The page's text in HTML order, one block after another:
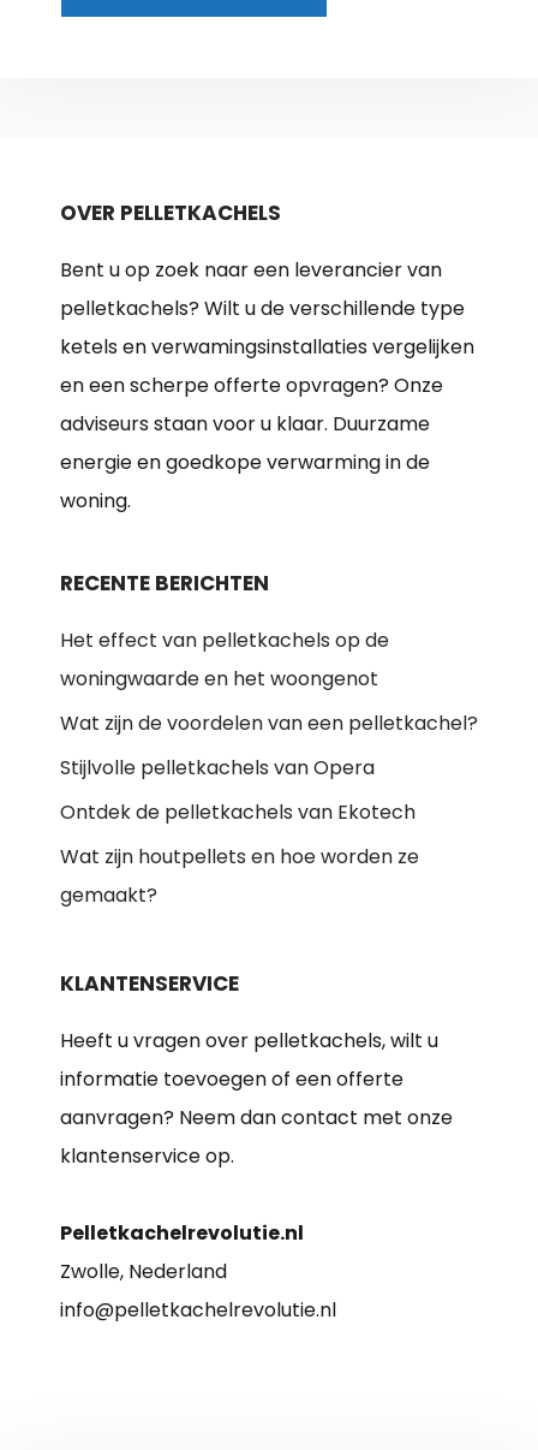
OVER PELLETKACHELS
Bent u op zoek naar een leverancier van
pelletkachels? Wilt u de verschillende type
ketels en verwamingsinstallaties vergelijken
en een scherpe offerte opvragen? Onze
adviseurs staan voor u klaar. Duurzame
energie en goedkope verwarming in de
woning.
RECENTE BERICHTEN
Het effect van pelletkachels op de
woningwaarde en het woongenot
Wat zijn de voordelen van een pelletkachel?
Stijlvolle pelletkachels van Opera
Ontdek de pelletkachels van Ekotech
Wat zijn houtpellets en hoe worden ze
gemaakt?
KLANTENSERVICE
Heeft u vragen over pelletkachels, wilt u
informatie toevoegen of een offerte
aanvragen? Neem dan contact met onze
klantenservice op.
Pelletkachelrevolutie.nl
Zwolle, Nederland
info@pelletkachelrevolutie.nl